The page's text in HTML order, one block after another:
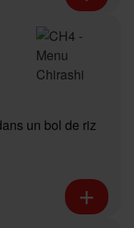
un bol de riz